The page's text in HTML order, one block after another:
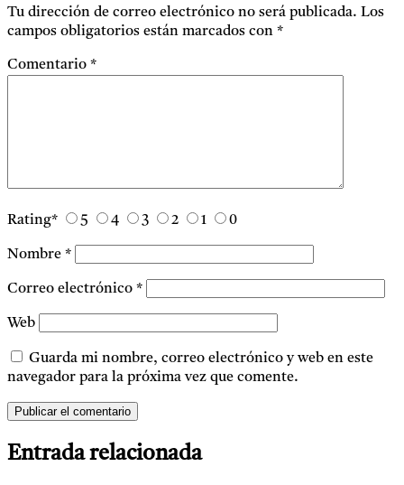
Tu dirección de correo electrónico no será publicada. Los
campos obligatorios están marcados con *
Comentario *
Rating* 5 4 3 2 1 0
Nombre *
Correo electrónico *
Web
Guarda mi nombre, correo electrónico y web en este
navegador para la próxima vez que comente.
Entrada relacionada